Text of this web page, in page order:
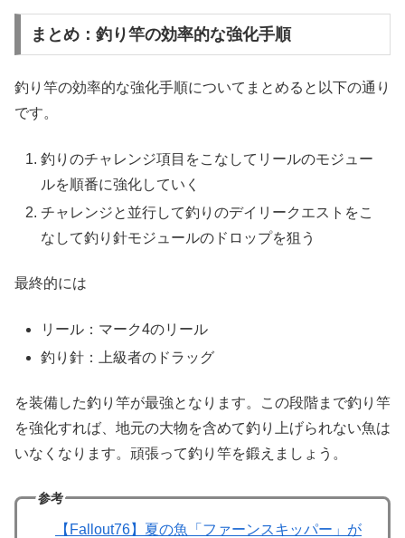
まとめ：釣り竿の効率的な強化手順
釣り竿の効率的な強化手順についてまとめると以下の通り
です。
釣りのチャレンジ項目をこなしてリールのモジュー
ルを順番に強化していく
チャレンジと並行して釣りのデイリークエストをこ
なして釣り針モジュールのドロップを狙う
最終的には
リール：マーク4のリール
釣り針：上級者のドラッグ
を装備した釣り竿が最強となります。この段階まで釣り竿
を強化すれば、地元の大物を含めて釣り上げられない魚は
いなくなります。頑張って釣り竿を鍛えましょう。
参考
【Fallout76】夏の魚「ファーンスキッパー」が